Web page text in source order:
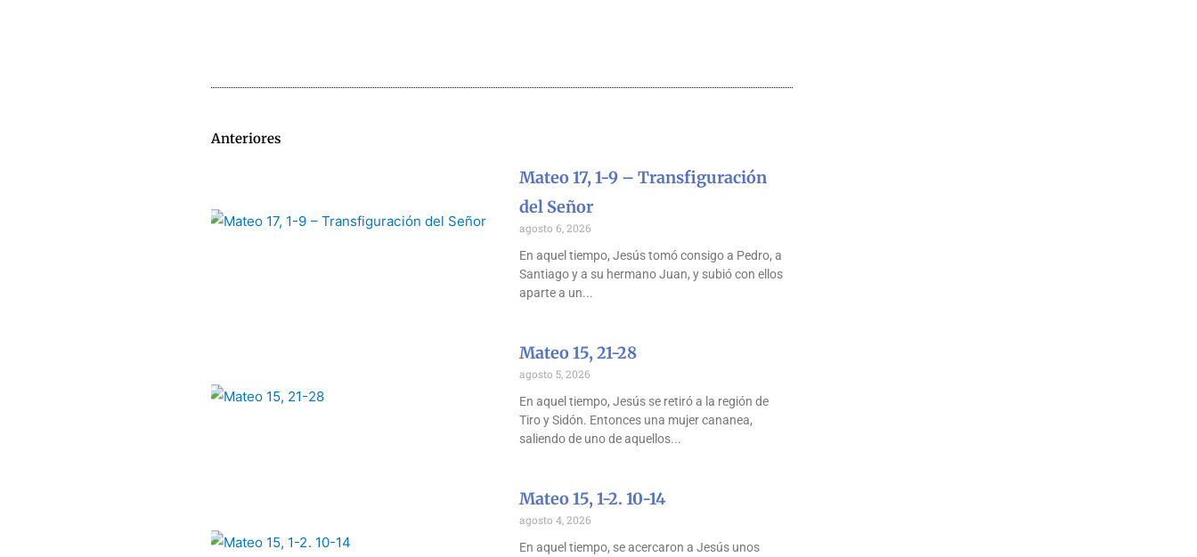
Anteriores
Mateo 17, 1-9 – Transfiguración
del Señor
agosto 6, 2026
En aquel tiempo, Jesús tomó consigo a Pedro, a
Santiago y a su hermano Juan, y subió con ellos
aparte a un
Mateo 15, 21-28
agosto 5, 2026
En aquel tiempo, Jesús se retiró a la región de
Tiro y Sidón. Entonces una mujer cananea,
saliendo de uno de aquellos
Mateo 15, 1-2. 10-14
agosto 4, 2026
En aquel tiempo, se acercaron a Jesús unos